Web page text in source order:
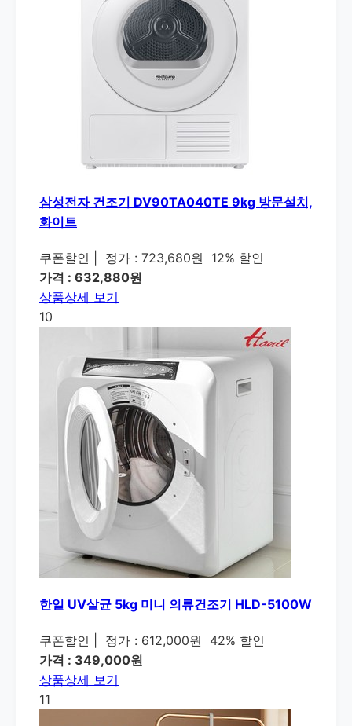
삼성전자 건조기 DV90TA040TE 9kg 방문설치,
화이트
쿠폰할인 정가 : 723,680원
12% 할인
가격 : 632,880원
상품상세 보기
10
한일 UV살균 5kg 미니 의류건조기 HLD-5100W
쿠폰할인 정가 : 612,000원
42% 할인
가격 : 349,000원
상품상세 보기
11